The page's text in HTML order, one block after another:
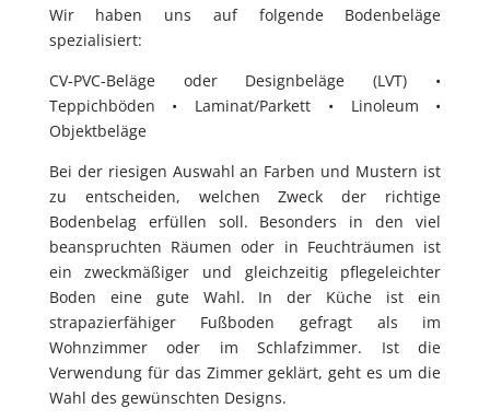
Wir haben uns auf folgende Bodenbeläge
spezialisiert:
CV-PVC-Beläge oder Designbeläge (LVT) •
Teppichböden • Laminat/Parkett • Linoleum •
Objektbeläge
Bei der riesigen Auswahl an Farben und Mustern ist
zu entscheiden, welchen Zweck der richtige
Bodenbelag erfüllen soll. Besonders in den viel
beanspruchten Räumen oder in Feuchträumen ist
ein zweckmäßiger und gleichzeitig pflegeleichter
Boden eine gute Wahl. In der Küche ist ein
strapazierfähiger Fußboden gefragt als im
Wohnzimmer oder im Schlafzimmer. Ist die
Verwendung für das Zimmer geklärt, geht es um die
Wahl des gewünschten Designs.